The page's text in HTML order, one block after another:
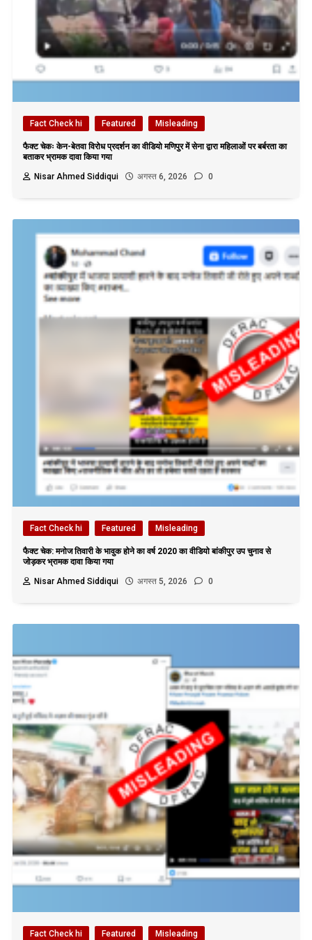
Fact Check hi Featured Misleading
फैक्ट चेकः केन-बेतवा विरोध प्रदर्शन का वीडियो मणिपुर में सेना द्वारा महिलाओं पर बर्बरता का
बताकर भ्रामक दावा किया गया
Nisar Ahmed Siddiqui
अगस्त 6, 2026 0
Fact Check hi Featured Misleading
फैक्ट चेक: मनोज तिवारी के भावुक होने का वर्ष 2020 का वीडियो बांकीपुर उप चुनाव से
जोड़कर भ्रामक दावा किया गया
Nisar Ahmed Siddiqui
अगस्त 5, 2026 0
Fact Check hi Featured Misleading